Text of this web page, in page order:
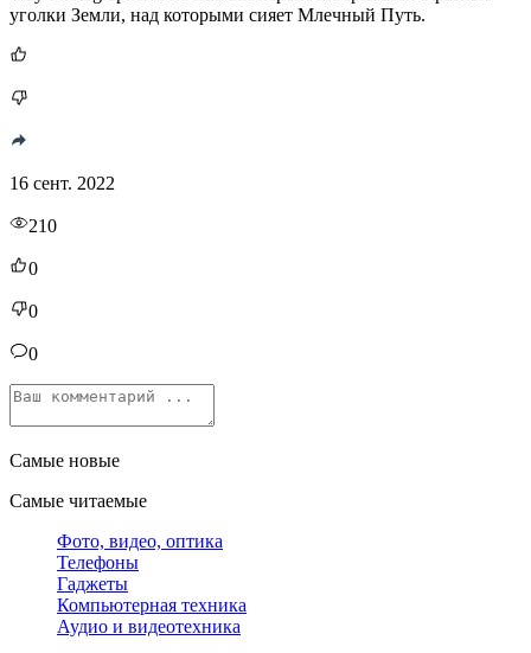
уголки Земли, над которыми сияет Млечный Путь.
16 сент. 2022
210
0
0
0
Самые новые
Самые читаемые
Фото, видео, оптика
Телефоны
Гаджеты
Компьютерная техника
Аудио и видеотехника